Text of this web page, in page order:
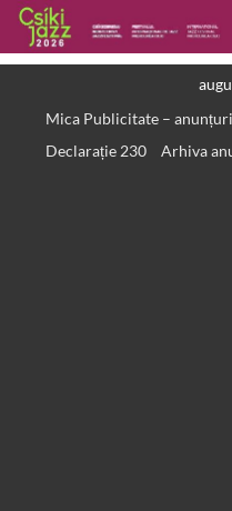
Mica Publicitate – anunțuri
Declarație 230
Arhiva